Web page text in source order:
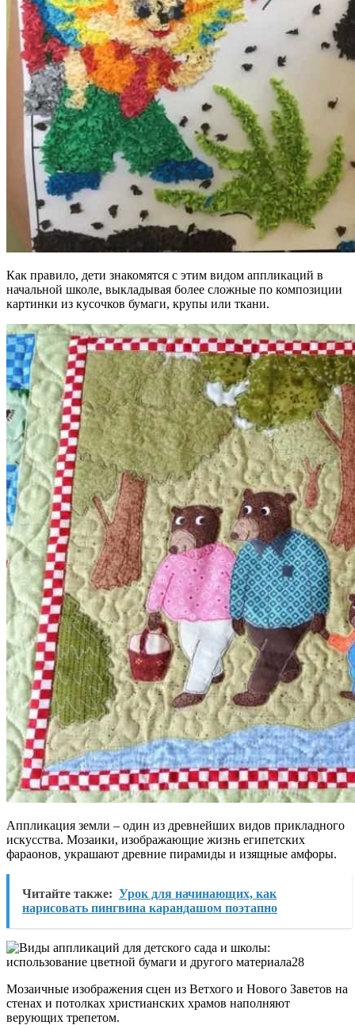
Как правило, дети знакомятся с этим видом аппликаций в
начальной школе, выкладывая более сложные по композиции
картинки из кусочков бумаги, крупы или ткани.
Аппликация земли – один из древнейших видов прикладного
искусства. Мозаики, изображающие жизнь египетских
фараонов, украшают древние пирамиды и изящные амфоры.
Читайте также: Урок для начинающих, как
нарисовать пингвина карандашом поэтапно
Мозаичные изображения сцен из Ветхого и Нового Заветов на
стенах и потолках христианских храмов наполняют
верующих трепетом.